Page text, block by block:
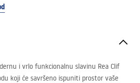
i vrlo funkcionalnu slavinu Rea Clif
koji će savršeno ispuniti prostor vaše